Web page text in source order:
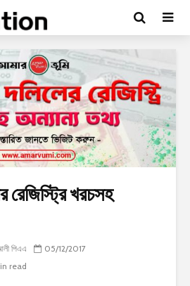
রেজিস্ট্রি খরচসহ
পিএএ
05/12/2017
read